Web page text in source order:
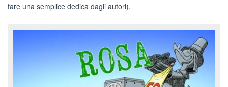
fare una semplice dedica dagli autori).